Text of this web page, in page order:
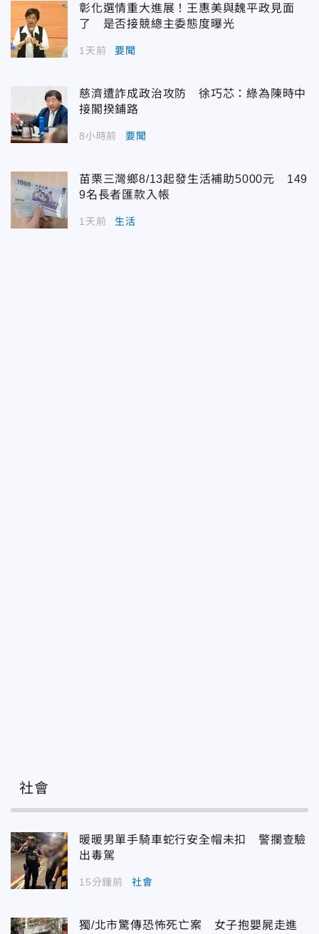
彰化選情重大進展！王惠美與魏平政見面
了 是否接競總主委態度曝光
1天前 要聞
慈濟遭詐成政治攻防 徐巧芯：綠為陳時中
接閣揆鋪路
8小時前 要聞
苗栗三灣鄉8/13起發生活補助5000元 149
9名長者匯款入帳
1天前 生活
社會
暖暖男單手騎車蛇行安全帽未扣 警攔查驗
出毒駕
15分鐘前 社會
獨/北市驚傳恐怖死亡案 女子抱嬰屍走進